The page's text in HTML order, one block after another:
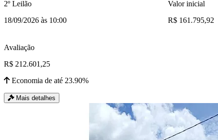
2º Leilão
18/09/2026 às 10:00
Valor inicial
R$ 161.795,92
Avaliação
R$ 212.601,25
Economia de até 23.90%
Mais detalhes